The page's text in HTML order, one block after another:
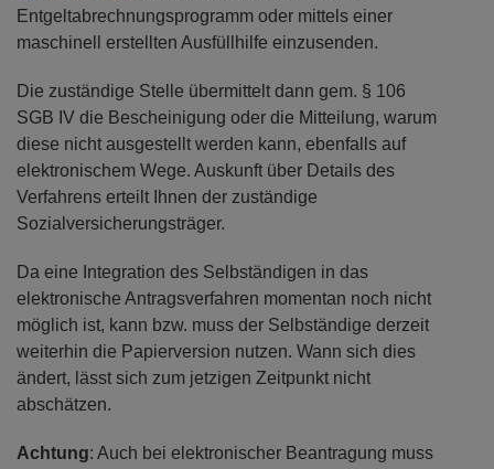
Entgeltabrechnungsprogramm oder mittels einer
maschinell erstellten Ausfüllhilfe einzusenden.
Die zuständige Stelle übermittelt dann gem. § 106
SGB IV die Bescheinigung oder die Mitteilung, warum
diese nicht ausgestellt werden kann, ebenfalls auf
elektronischem Wege. Auskunft über Details des
Verfahrens erteilt Ihnen der zuständige
Sozialversicherungsträger.
Da eine Integration des Selbständigen in das
elektronische Antragsverfahren momentan noch nicht
möglich ist, kann bzw. muss der Selbständige derzeit
weiterhin die Papierversion nutzen. Wann sich dies
ändert, lässt sich zum jetzigen Zeitpunkt nicht
abschätzen.
Achtung: Auch bei elektronischer Beantragung muss